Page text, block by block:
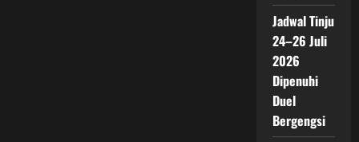
Jadwal Tinju
24–26 Juli
2026
Dipenuhi
Duel
Bergengsi